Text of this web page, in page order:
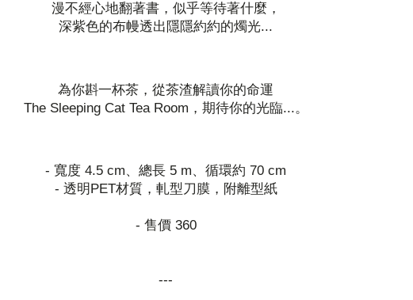
漫不經心地翻著書，似乎等待著什麼，
深紫色的布幔透出隱隱約約的燭光...
為你斟一杯茶，從茶渣解讀你的命運
The Sleeping Cat Tea Room，期待你的光臨...。
- 寬度 4.5 cm、總長 5 m、循環約 70 cm
- 透明PET材質，軋型刀膜，附離型紙
- 售價 360
---